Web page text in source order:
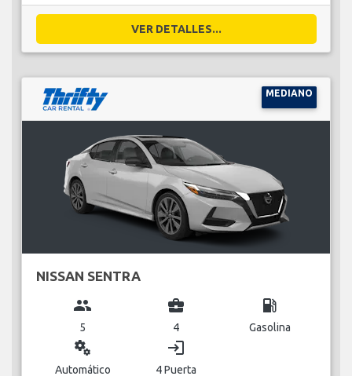
VER DETALLES...
MEDIANO
NISSAN SENTRA
group
5
business_center
4
local_gas_station
Gasolina
miscellaneous_services
Automático
login
4 Puerta